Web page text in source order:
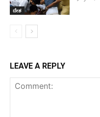
ದೇಶ
LEAVE A REPLY